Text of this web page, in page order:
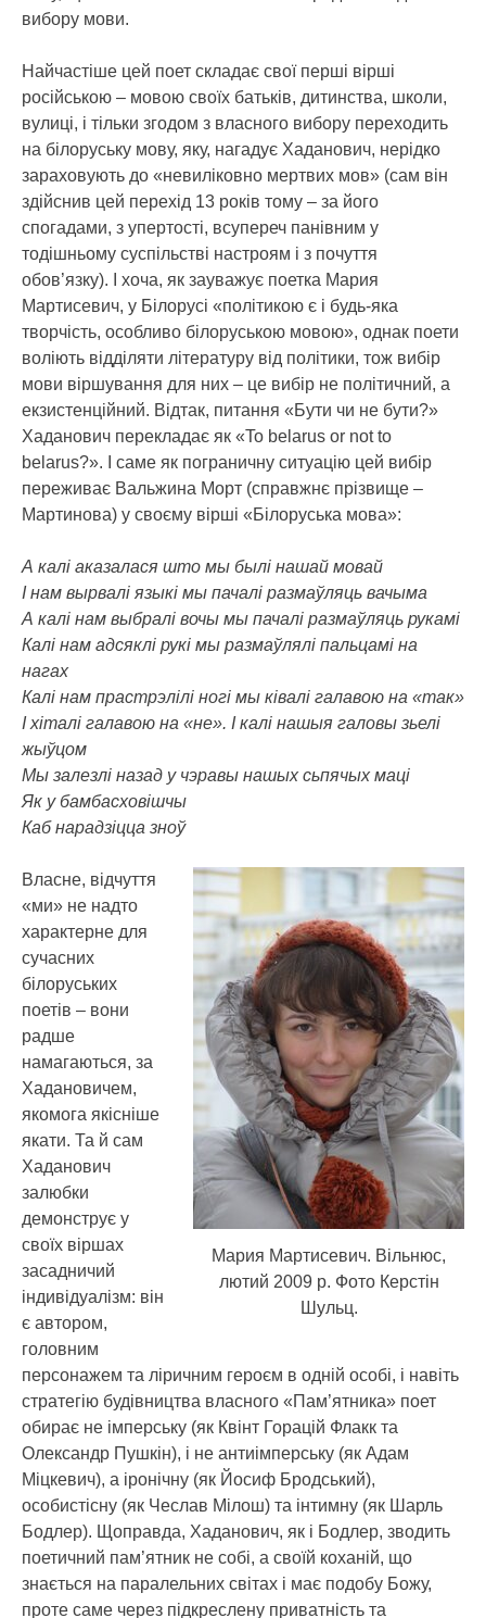
вибору мови.
Найчастіше цей поет складає свої перші вірші
російською – мовою своїх батьків, дитинства, школи,
вулиці, і тільки згодом з власного вибору переходить
на білоруську мову, яку, нагадує Хаданович, нерідко
зараховують до «невиліковно мертвих мов» (сам він
здійснив цей перехід 13 років тому – за його
спогадами, з упертості, всупереч панівним у
тодішньому суспільстві настроям і з почуття
обов’язку). І хоча, як зауважує поетка Мария
Мартисевич, у Білорусі «політикою є і будь-яка
творчість, особливо білоруською мовою», однак поети
воліють відділяти літературу від політики, тож вибір
мови віршування для них – це вибір не політичний, а
екзистенційний. Відтак, питання «Бути чи не бути?»
Хаданович перекладає як «To belarus or not to
belarus?». І саме як пограничну ситуацію цей вибір
переживає Вальжина Морт (справжнє прізвище –
Мартинова) у своєму вірші «Білоруська мова»:
А калі аказалася што мы былі нашай мовай
І нам вырвалі языкі мы пачалі размаўляць вачыма
А калі нам выбралі вочы мы пачалі размаўляць рукамі
Калі нам адсяклі рукі мы размаўлялі пальцамі на
нагах
Калі нам прастрэлілі ногі мы ківалі галавою на «так»
І хіталі галавою на «не». І калі нашыя галовы зьелі
жыўцом
Мы залезлі назад у чэравы нашых сьпячых маці
Як у бамбасховішчы
Каб нарадзіцца зноў
Мария Мартисевич. Вільнюс,
лютий 2009 р. Фото Керстін
Шульц.
Власне, відчуття
«ми» не надто
характерне для
сучасних
білоруських
поетів – вони
радше
намагаються, за
Хадановичем,
якомога якісніше
якати. Та й сам
Хаданович
залюбки
демонструє у
своїх віршах
засадничий
індивідуалізм: він
є автором,
головним
персонажем та ліричним героєм в одній особі, і навіть
стратегію будівництва власного «Пам’ятника» поет
обирає не імперську (як Квінт Горацій Флакк та
Олександр Пушкін), і не антиімперську (як Адам
Міцкевич), а іронічну (як Йосиф Бродський),
особистісну (як Чеслав Мілош) та інтимну (як Шарль
Бодлер). Щоправда, Хаданович, як і Бодлер, зводить
поетичний пам’ятник не собі, а своїй коханій, що
знається на паралельних світах і має подобу Божу,
проте саме через підкреслену приватність та